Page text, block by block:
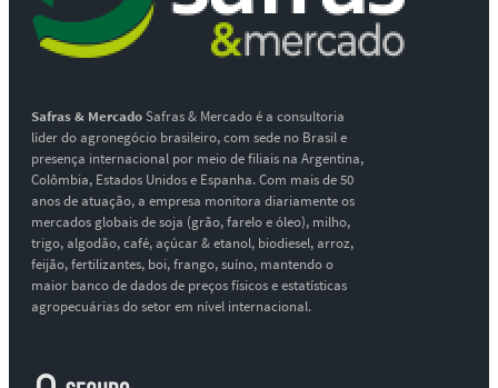
Safras & MercadoSafras & Mercado é a consultoria
líder do agronegócio brasileiro, com sede no Brasil e
presença internacional por meio de filiais na Argentina,
Colômbia, Estados Unidos e Espanha. Com mais de 50
anos de atuação, a empresa monitora diariamente os
mercados globais de soja (grão, farelo e óleo), milho,
trigo, algodão, café, açúcar & etanol, biodiesel, arroz,
feijão, fertilizantes, boi, frango, suíno, mantendo o
maior banco de dados de preços físicos e estatísticas
agropecuárias do setor em nível internacional.